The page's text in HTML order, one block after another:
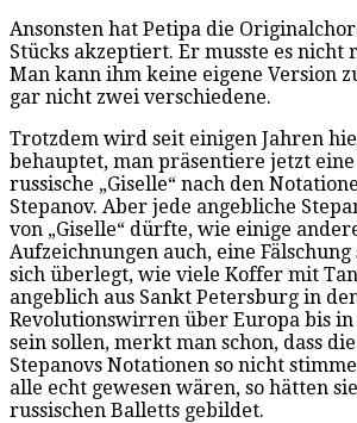
Ansonsten hat Petipa die
Stücks akzeptiert. Er musste es nicht
Man kann ihm keine eigene Version
gar nicht zwei verschiedene.
Trotzdem wird seit einigen Jahren
behauptet, man präsentiere jetzt
russische „Giselle“ nach den
Stepanov. Aber jede angebliche
von „Giselle“ dürfte, wie einige
Aufzeichnungen auch, eine
sich überlegt, wie viele Koffer mit
angeblich aus Sankt Petersburg in
Revolutionswirren über Europa bis in
sein sollen, merkt man schon, dass
Stepanovs Notationen so nicht
alle echt gewesen wären, so hätten
russischen Balletts gebildet.